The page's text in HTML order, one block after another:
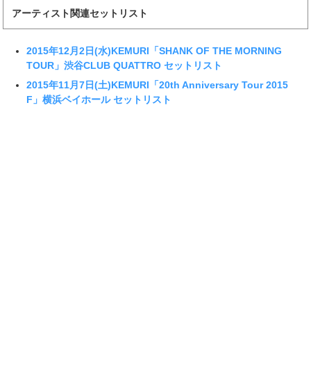
アーティスト関連セットリスト
2015年12月2日(水)KEMURI「SHANK OF THE MORNING
TOUR」渋谷CLUB QUATTRO セットリスト
2015年11月7日(土)KEMURI「20th Anniversary Tour 2015
F」横浜ベイホール セットリスト